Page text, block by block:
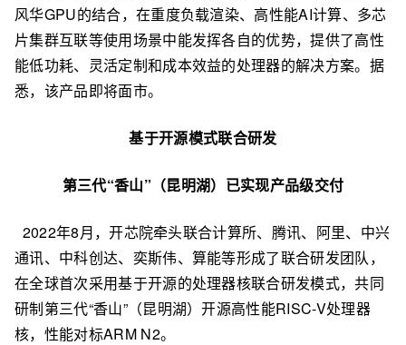
风华GPU的结合，在重度负载渲染、高性能AI计算、多芯
片集群互联等使用场景中能发挥各自的优势，提供了高性
能低功耗、灵活定制和成本效益的处理器的解决方案。据
悉，该产品即将面市。
基于开源模式联合研发
第三代“香山”（昆明湖） 已实现产品级交付
2022年8月，开芯院牵头联合计算所、腾讯、阿里、中兴
通讯、中科创达、奕斯伟、算能等形成了联合研发团队，
在全球首次采用基于开源的处理器核联合研发模式，共同
研制第三代“香山”（昆明湖）开源高性能RISC-V处理器
核，性能对标ARM N2。